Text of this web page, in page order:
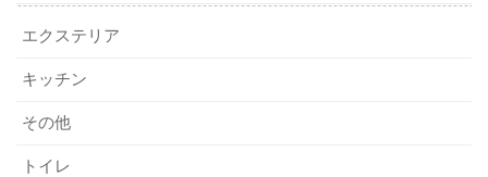
エクステリア
キッチン
その他
トイレ